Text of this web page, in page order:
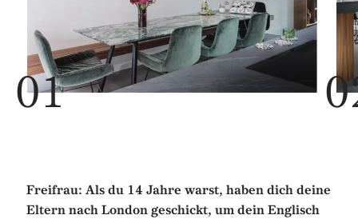
Freifrau: Als du 14 Jahre warst, haben dich deine
Eltern nach London geschickt, um dein Englisch